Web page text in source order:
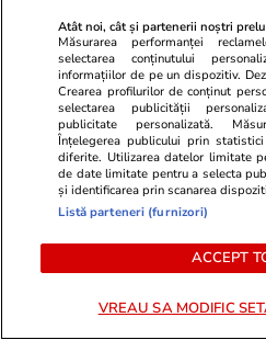
TVMania.ro
🤍 „Felix și-a dorit asta, în
că…” La exact un an de la
tragedie, Mihaela
făcut public totul!
PARTENERI
Atât noi, cât și partenerii noștri
Măsurarea performanței
selectarea conținutului
informațiilor de pe un dispozitiv.
Crearea profilurilor de conținut
selectarea publicității
publicitate personalizată.
Înțelegerea publicului prin
diferite. Utilizarea datelor limitate
de date limitate pentru a selecta
și identificarea prin scanarea
Listă parteneri (furnizori)
ACCEPT
VREAU SA MODIFIC